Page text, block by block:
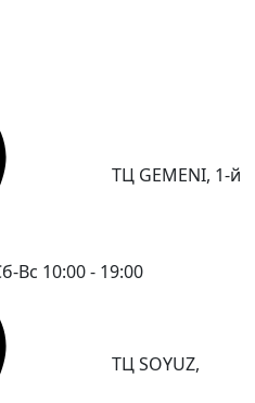
ТЦ GEMENI, 1-й
Вс 10:00 - 19:00
ТЦ SOYUZ,